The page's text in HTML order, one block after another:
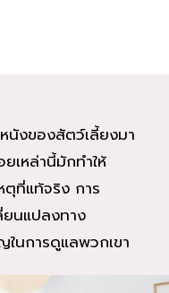
งของสัตว์เลี้ยงมา
เหล่านี้มักทำให้
ตุที่แท้จริง การ
นแปลงทาง
นการดูแลพวกเขา